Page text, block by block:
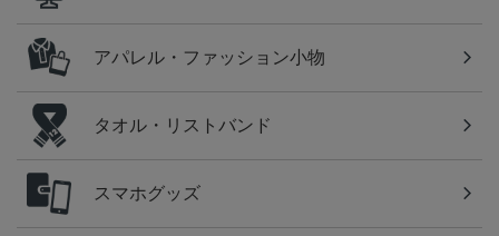
アパレル・ファッション小物
タオル・リストバンド
スマホグッズ